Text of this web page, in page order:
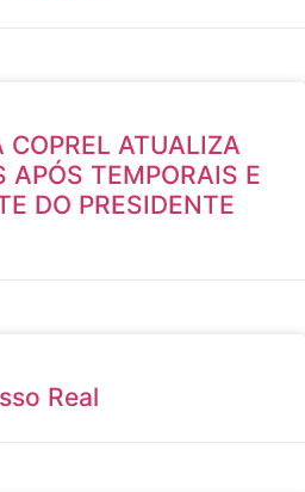
COPREL ATUALIZA
APÓS TEMPORAIS E
DO PRESIDENTE
Real